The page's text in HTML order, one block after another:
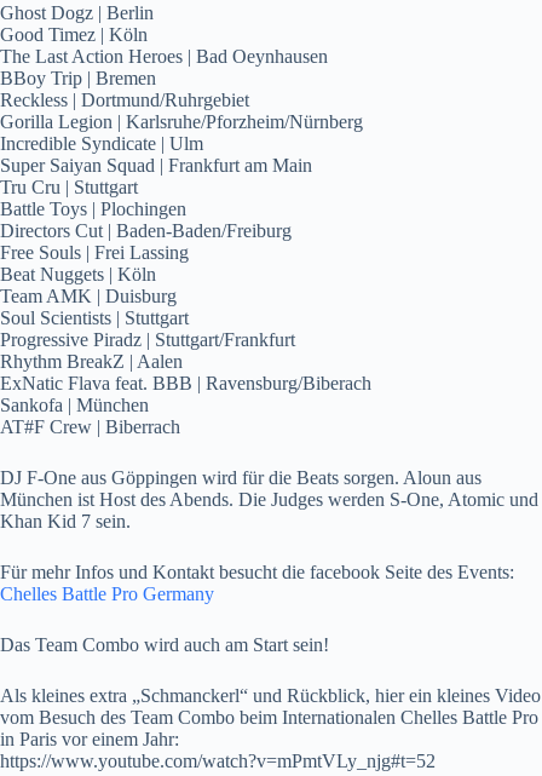
Ghost Dogz | Berlin
Good Timez | Köln
The Last Action Heroes | Bad Oeynhausen
BBoy Trip | Bremen
Reckless | Dortmund/Ruhrgebiet
Gorilla Legion | Karlsruhe/Pforzheim/Nürnberg
Incredible Syndicate | Ulm
Super Saiyan Squad | Frankfurt am Main
Tru Cru | Stuttgart
Battle Toys | Plochingen
Directors Cut | Baden-Baden/Freiburg
Free Souls | Frei Lassing
Beat Nuggets | Köln
Team AMK | Duisburg
Soul Scientists | Stuttgart
Progressive Piradz | Stuttgart/Frankfurt
Rhythm BreakZ | Aalen
ExNatic Flava feat. BBB | Ravensburg/Biberach
Sankofa | München
AT#F Crew | Biberrach
DJ F-One aus Göppingen wird für die Beats sorgen. Aloun aus
München ist Host des Abends. Die Judges werden S-One, Atomic und
Khan Kid 7 sein.
Für mehr Infos und Kontakt besucht die facebook Seite des Events:
Chelles Battle Pro Germany
Das Team Combo wird auch am Start sein!
Als kleines extra „Schmanckerl“ und Rückblick, hier ein kleines Video
vom Besuch des Team Combo beim Internationalen Chelles Battle Pro
in Paris vor einem Jahr:
https://www.youtube.com/watch?v=mPmtVLy_njg#t=52